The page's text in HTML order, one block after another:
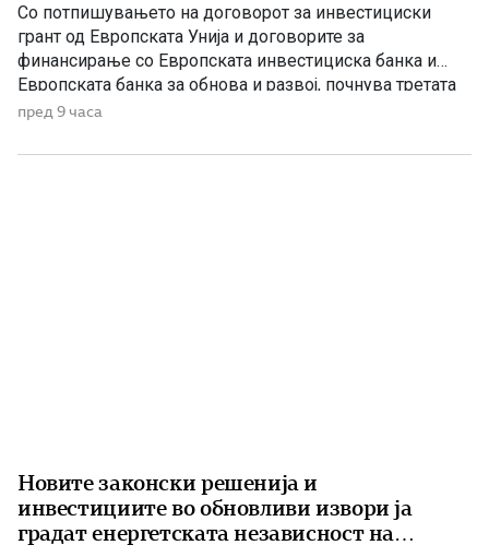
Со потпишувањето на договорот за инвестициски
грант од Европската Унија и договорите за
финансирање со Европската инвестициска банка и
Европската банка за обнова и развој, почнува третата
фаза од финансирањето на железничката делница
8. На потпишувањето во Владата присуствуваа
пред 9 часа
Новите законски решенија и
инвестициите во обновливи извори ја
градат енергетската независност на